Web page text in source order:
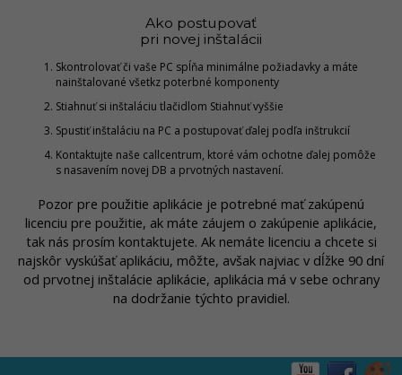
Ako postupovať
pri novej inštalácii
Skontrolovať či vaše PC spĺňa minimálne požiadavky a máte
nainštalované všetkz poterbné komponenty
Stiahnuť si inštaláciu tlačidlom Stiahnuť vyššie
Spustiť inštaláciu na PC a postupovať ďalej podľa inštrukcií
Kontaktujte naše callcentrum, ktoré vám ochotne ďalej pomôže
s nasavením novej DB a prvotných nastavení.
Pozor pre použitie aplikácie je potrebné mať zakúpenú
licenciu pre použitie, ak máte záujem o zakúpenie aplikácie,
tak nás prosím kontaktujete. Ak nemáte licenciu a chcete si
najskôr vyskúšať aplikáciu, môžte, avšak najviac v dĺžke 90 dní
od prvotnej inštalácie aplikácie, aplikácia má v sebe ochrany
na dodržanie týchto pravidiel.